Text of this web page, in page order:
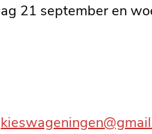
21 september en